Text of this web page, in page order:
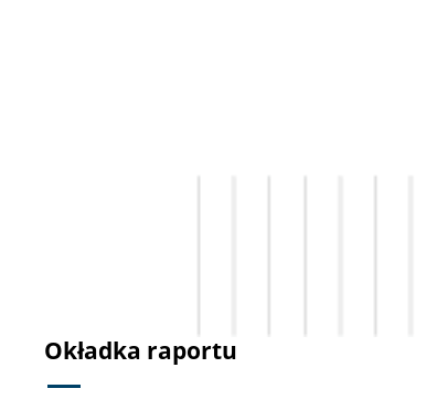
Okładka raportu